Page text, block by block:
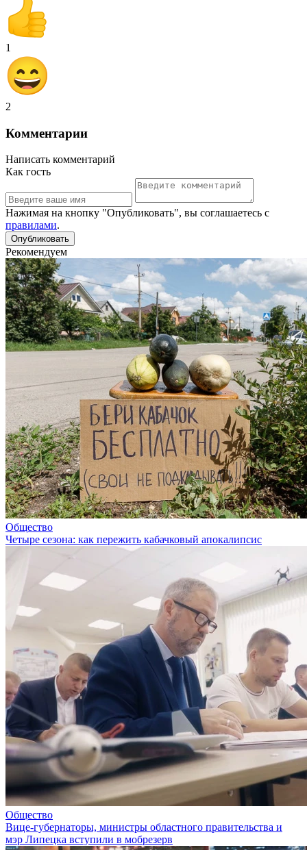
1
2
Комментарии
Написать комментарий
Как гость
Нажимая на кнопку "Опубликовать", вы соглашаетесь с
правилами.
Рекомендуем
Общество
Четыре сезона: как пережить кабачковый апокалипсис
Общество
Вице-губернаторы, министры областного правительства и
мэр Липецка вступили в мобрезерв